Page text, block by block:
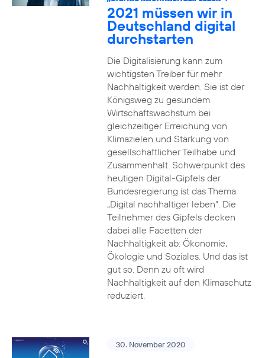
2021 müssen wir in
Deutschland digital
durchstarten
Die Digitalisierung kann zum
wichtigsten Treiber für mehr
Nachhaltigkeit werden. Sie ist der
Königsweg zu gesundem
Wirtschaftswachstum bei
gleichzeitiger Erreichung von
Klimazielen und Stärkung von
gesellschaftlicher Teilhabe und
Zusammenhalt. Schwerpunkt des
heutigen Digital-Gipfels der
Bundesregierung ist das Thema
„Digital nachhaltiger leben“. Die
Teilnehmer des Gipfels decken
dabei alle Facetten der
Nachhaltigkeit ab: Ökonomie,
Ökologie und Soziales. Und das ist
gut so. Denn zu oft wird
Nachhaltigkeit auf den Klimaschutz
reduziert.
30. November 2020